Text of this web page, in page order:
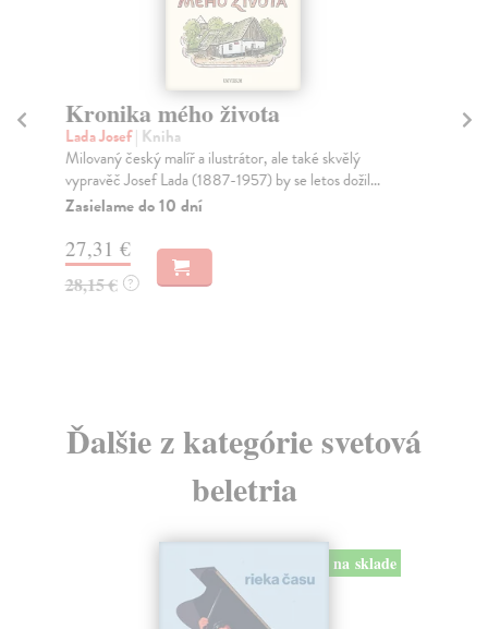
Kronika mého života
Lada Josef| Kniha
Milovaný český malíř a ilustrátor, ale také skvělý
vypravěč Josef Lada (1887-1957) by se letos dožil...
Zasielame do 10 dní
27,31 €
28,15 € ?
Ďalšie z kategórie svetová
beletria
na sklade